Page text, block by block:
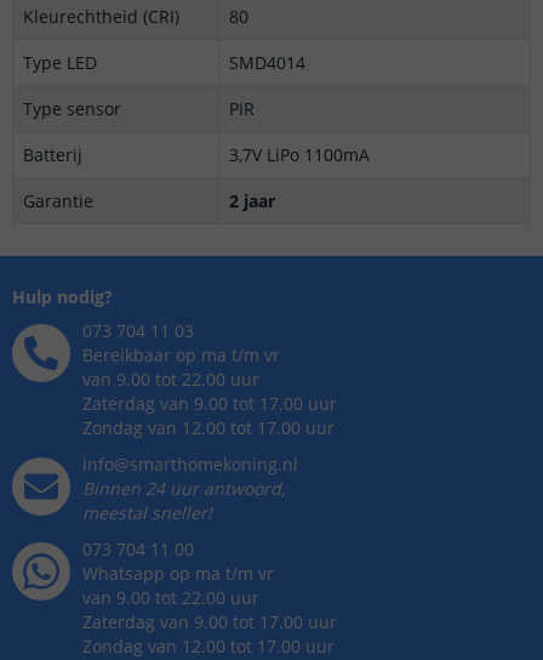
Kleurechtheid (CRI)
80
Type LED
SMD4014
Type sensor
PIR
Batterij
3,7V LiPo 1100mA
Garantie
2 jaar
Hulp nodig?
073 704 11 03
Bereikbaar op ma t/m vr
van 9.00 tot 22.00 uur
Zaterdag van 9.00 tot 17.00 uur
Zondag van 12.00 tot 17.00 uur
info@smarthomekoning.nl
Binnen 24 uur antwoord,
meestal sneller!
073 704 11 00
Whatsapp op ma t/m vr
van 9.00 tot 22.00 uur
Zaterdag van 9.00 tot 17.00 uur
Zondag van 12.00 tot 17.00 uur